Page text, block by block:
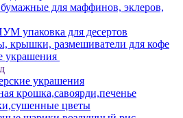
для маффинов, эклеров,
упаковка для десертов
крышки, размешиватели для кофе
украшения
украшения
крошка,савоярди,печенье
цветы